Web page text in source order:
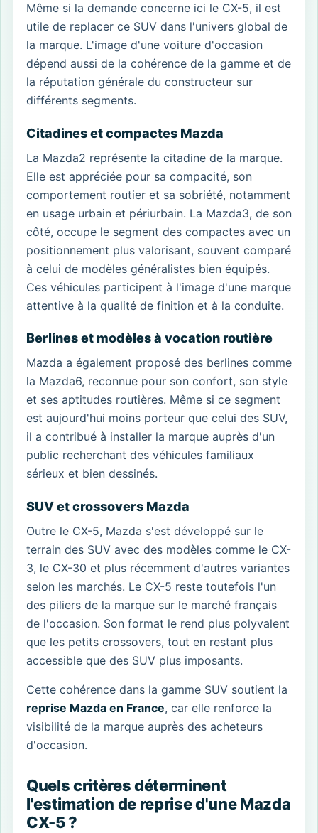
Même si la demande concerne ici le CX-5, il est
utile de replacer ce SUV dans l'univers global de
la marque. L'image d'une voiture d'occasion
dépend aussi de la cohérence de la gamme et de
la réputation générale du constructeur sur
différents segments.
Citadines et compactes Mazda
La Mazda2 représente la citadine de la marque.
Elle est appréciée pour sa compacité, son
comportement routier et sa sobriété, notamment
en usage urbain et périurbain. La Mazda3, de son
côté, occupe le segment des compactes avec un
positionnement plus valorisant, souvent comparé
à celui de modèles généralistes bien équipés.
Ces véhicules participent à l'image d'une marque
attentive à la qualité de finition et à la conduite.
Berlines et modèles à vocation routière
Mazda a également proposé des berlines comme
la Mazda6, reconnue pour son confort, son style
et ses aptitudes routières. Même si ce segment
est aujourd'hui moins porteur que celui des SUV,
il a contribué à installer la marque auprès d'un
public recherchant des véhicules familiaux
sérieux et bien dessinés.
SUV et crossovers Mazda
Outre le CX-5, Mazda s'est développé sur le
terrain des SUV avec des modèles comme le CX-
3, le CX-30 et plus récemment d'autres variantes
selon les marchés. Le CX-5 reste toutefois l'un
des piliers de la marque sur le marché français
de l'occasion. Son format le rend plus polyvalent
que les petits crossovers, tout en restant plus
accessible que des SUV plus imposants.
Cette cohérence dans la gamme SUV soutient la
reprise Mazda en France, car elle renforce la
visibilité de la marque auprès des acheteurs
d'occasion.
Quels critères déterminent
l'estimation de reprise d'une Mazda
CX-5 ?